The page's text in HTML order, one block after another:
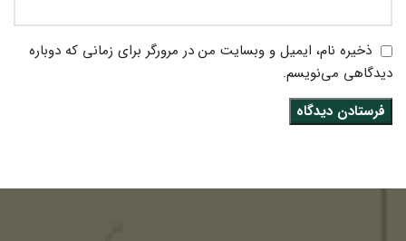
ذخیره نام، ایمیل و وبسایت من در مرورگر برای زمانی که دوباره
دیدگاهی می‌نویسم.